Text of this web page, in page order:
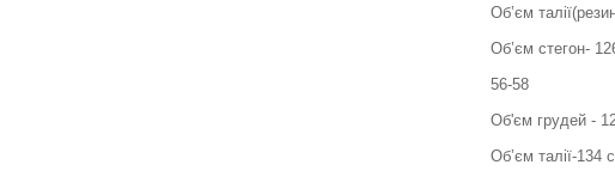
Об’єм
Об’єм стегон-
56-58
Об'єм грудей -
Обʼєм талії-134